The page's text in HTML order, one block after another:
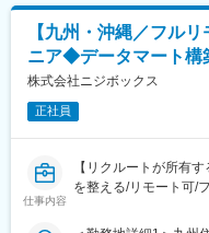
◎データフィードや
・BigQueryやBIツー
・データサイエンテ
◎データガバナンス・
・権限管理やレポート
・管理APIを用いた自
■本ポジションの魅力：
◎社会的インパクト
リクルートグループ
めた表記です。
【九州・沖縄／フル
ニア◆データマート構
株式会社ニジボックス
正社員
仕事内容
【リクルートが所有
を整える/リモート可/